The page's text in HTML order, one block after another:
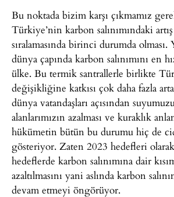
Bu noktada bizim karşı çıkmamız
Türkiye’nin karbon salınımındaki
sıralamasında birinci durumda
dünya çapında karbon salınımını en
ülke. Bu termik santrallerle birlikte
değişikliğine katkısı çok daha fazla
dünya vatandaşları açısından
alanlarımızın azalması ve kuraklık
hükümetin bütün bu durumu hiç de
gösteriyor. Zaten 2023 hedefleri
hedeflerde karbon salınımına dair
azaltılmasını yani aslında karbon
devam etmeyi öngörüyor.